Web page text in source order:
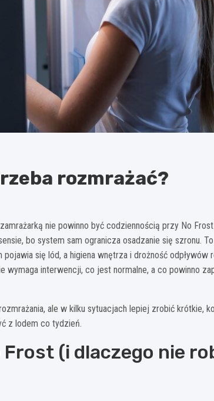
rozmrażać?
nie powinno być codziennością przy No
bo system sam ogranicza osadzanie się szronu.
się lód, a higiena wnętrza i drożność odpływów
interwencji, co jest normalne, a co powinno
ale w kilku sytuacjach lepiej zrobić krótkie,
z lodem co tydzień.
(i dlaczego nie